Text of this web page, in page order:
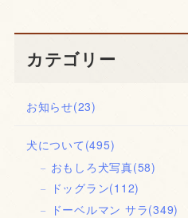
カテゴリー
お知らせ(23)
犬について (495)
おもしろ犬写真(58)
ドッグラン(112)
ドーベルマン サラ(349)